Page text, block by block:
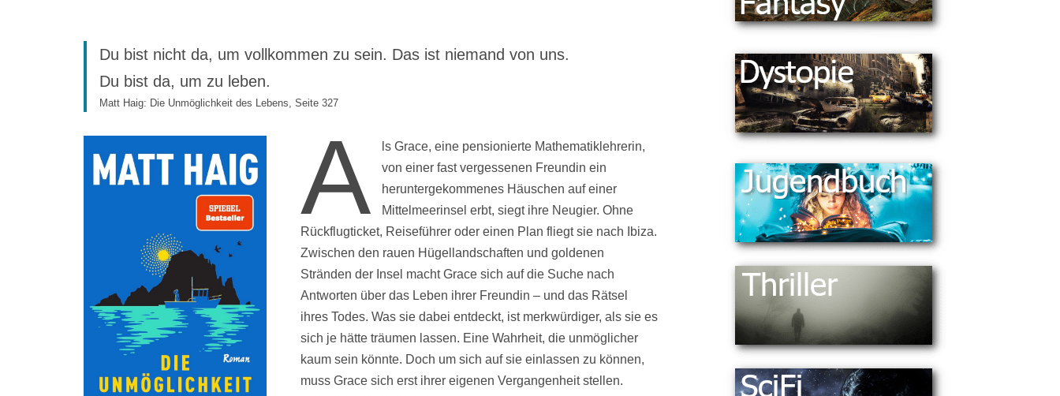
Du bist nicht da, um vollkommen zu sein. Das ist niemand von uns.
Du bist da, um zu leben.
Matt Haig: Die Unmöglichkeit des Lebens, Seite 327
A
ls Grace, eine pensionierte Mathematiklehrerin,
von einer fast vergessenen Freundin ein
heruntergekommenes Häuschen auf einer
Mittelmeerinsel erbt, siegt ihre Neugier. Ohne
Rückflugticket, Reiseführer oder einen Plan fliegt sie nach Ibiza.
Zwischen den rauen Hügellandschaften und goldenen
Stränden der Insel macht Grace sich auf die Suche nach
Antworten über das Leben ihrer Freundin – und das Rätsel
ihres Todes. Was sie dabei entdeckt, ist merkwürdiger, als sie es
sich je hätte träumen lassen. Eine Wahrheit, die unmöglicher
kaum sein könnte. Doch um sich auf sie einlassen zu können,
muss Grace sich erst ihrer eigenen Vergangenheit stellen.